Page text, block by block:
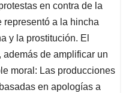
en contra de la
representó a la hincha
y la prostitución. El
además de amplificar un
moral: Las producciones
en apologías a